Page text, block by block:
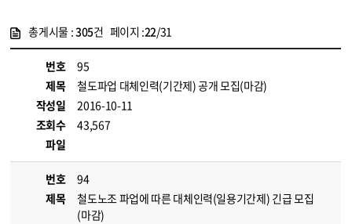
총게시물 :305건 페이지 :22/31
번호
95
제목
철도파업 대체인력(기간제) 공개 모집(마감)
작성일
2016-10-11
조회수
43,567
파일
번호
94
제목
철도노조 파업에 따른 대체인력(일용기간제) 긴급 모집
(마감)